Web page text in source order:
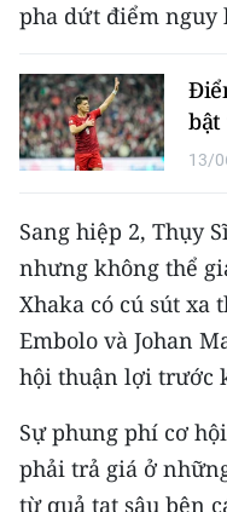
pha dứt điểm nguy
bật
13/
Sang hiệp 2, Thụy
nhưng không thể
Xhaka có cú sút xa
Embolo và Johan
hội thuận lợi trước
Sự phung phí cơ
phải trả giá ở
từ quả tạt sâu bên